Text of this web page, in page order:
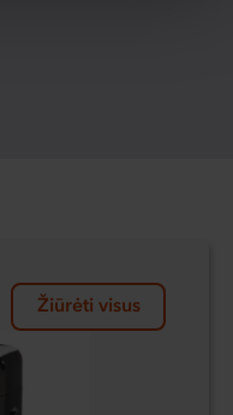
Žiūrėti visus